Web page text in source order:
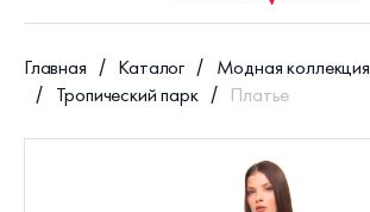
Главная Каталог
Модная коллекция
Тропический парк
Платье